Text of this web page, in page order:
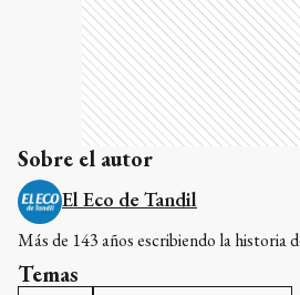
Sobre el autor
El Eco de Tandil
Más de 143 años escribiendo la historia
Temas